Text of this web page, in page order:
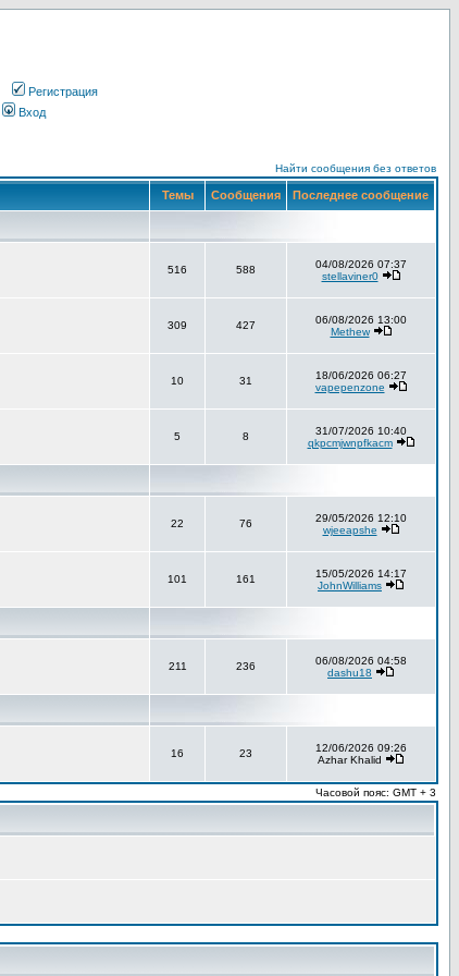
Регистрация
Вход
Найти сообщения без ответов
Темы Сообщения Последнее сообщение
516 588
04/08/2026 07:37
stellaviner0
309 427
06/08/2026 13:00
Methew
10 31
18/06/2026 06:27
vapepenzone
5 8
31/07/2026 10:40
qkpcmjwnpfkacm
22 76
29/05/2026 12:10
wjeeapshe
101 161
15/05/2026 14:17
JohnWilliams
211 236
06/08/2026 04:58
dashu18
16 23
12/06/2026 09:26
Azhar Khalid
Часовой пояс: GMT + 3